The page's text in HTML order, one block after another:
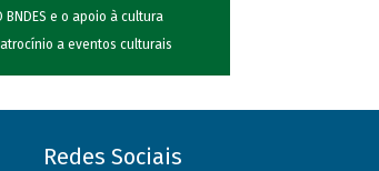
BNDES e o apoio à cultura
a eventos culturais
Redes Sociais